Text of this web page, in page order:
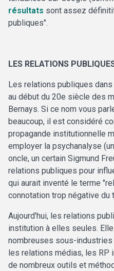
résultats sont assez
publiques".
LES RELATIONS
Les relations publiques
au début du 20e siècle des
Bernays. Si ce nom vous
beaucoup, il est considéré
propagande institutionnelle
employer la psychanalyse
oncle, un certain Sigmund
relations publiques pour
qui aurait inventé le terme
connotation trop négative du
Aujourd'hui, les relations
institution à elles seules.
nombreuses sous-
les relations médias, les RP
de nombreux outils et